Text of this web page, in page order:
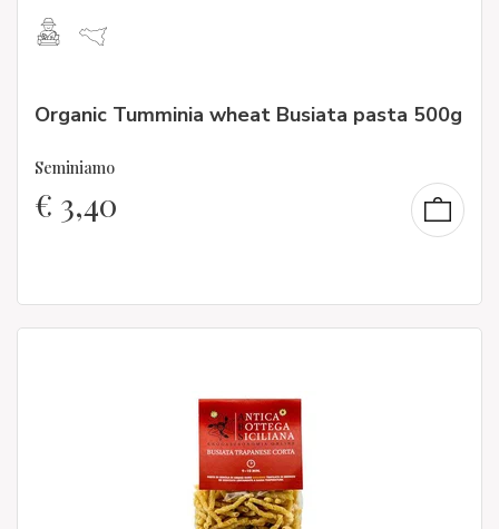
Organic Tumminia wheat Busiata pasta 500g
Seminiamo
€ 3,40